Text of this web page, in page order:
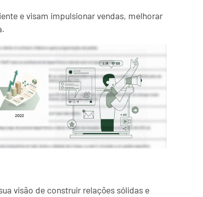
e visam impulsionar vendas, melhorar
visão de construir relações sólidas e